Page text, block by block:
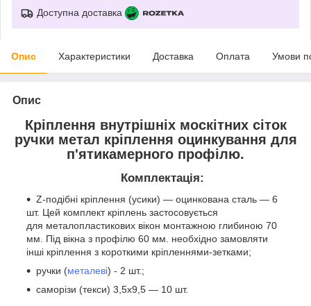
Доступна доставка
Опис Характеристики Доставка Оплата Умови
Опис
Кріплення внутрішніх москітних сіток
ручки метал кріплення оцинкування для
п'ятикамерного профілю.
Комплектація:
Z-подібні кріплення (усики) — оцинкована сталь — 6
шт. Цей комплект кріплень застосовується
для металопластикових вікон монтажною глибиною 70
мм. Під вікна з профілю 60 мм. необхідно замовляти
інші кріплення з короткими кріпленнями-зетками;
ручки (металеві) - 2 шт.;
саморізи (текси) 3,5х9,5 — 10 шт.